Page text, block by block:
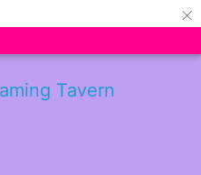
×
Tavern